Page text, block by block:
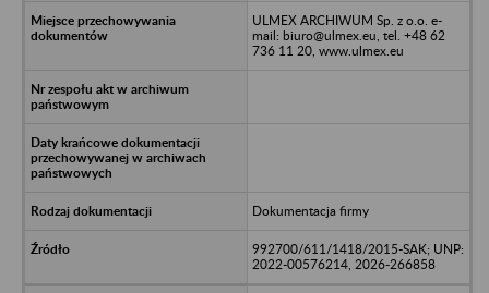
ULMEX ARCHIWUM Sp. z o.o. e-
mail: biuro@ulmex.eu, tel. +48 62
736 11 20, www.ulmex.eu
Dokumentacja firmy
992700/611/1418/2015-SAK; UNP:
2022-00576214, 2026-266858